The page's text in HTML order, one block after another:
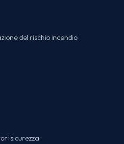
del rischio incendio
sicurezza